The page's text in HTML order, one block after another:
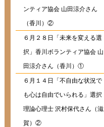
ンティア協会 山田涼介さん
（香川）②
６月２８日「未来を変える選
択」香川ボランティア協会 山
田涼介さん（香川）①
６月１４日「不自由な状況で
も心は自由でいられる」選択
理論心理士 沢村保代さん（滋
賀）②